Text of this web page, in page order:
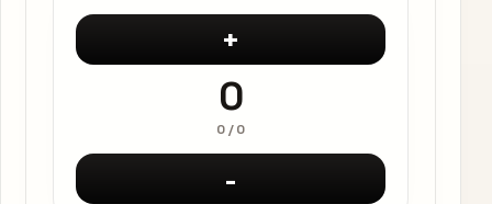
+
0
0/ 0
-